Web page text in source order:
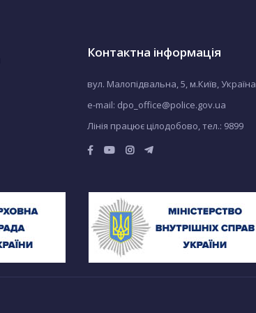
Контактна інформація
вул. Малопідвальна, 5, м.Київ, Україна
e-mail: dpo_office@police.gov.ua
Лінія працює цілодобово, тел.: 9899